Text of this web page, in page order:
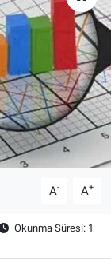
A- A+
Okunma Süresi: 1